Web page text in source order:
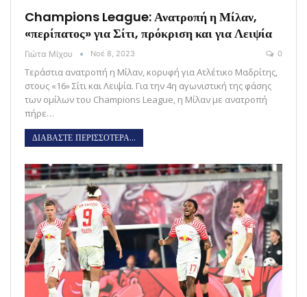
Champions League: Ανατροπή η Μίλαν,
«περίπατος» για Σίτι, πρόκριση και για Λειψία
Γιώτα Μίχου Νοέ 8, 2023 0
Τεράστια ανατροπή η Μίλαν, κορυφή για Ατλέτικο Μαδρίτης,
στους «16» Σίτι και Λειψία. Για την 4η αγωνιστική της φάσης
των ομίλων του Champions League, η Μίλαν με ανατροπή
πήρε…
ΔΙΑΒΑΣΤΕ ΠΕΡΙΣΣΟΤΕΡΑ...